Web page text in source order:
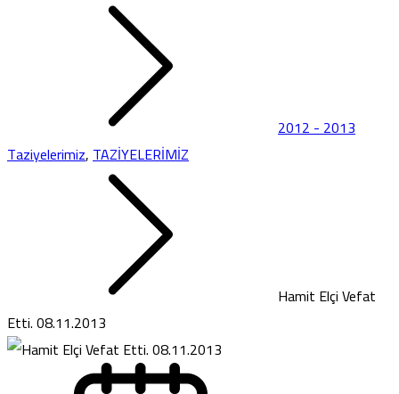
2012 - 2013
Taziyelerimiz,TAZİYELERİMİZ
Hamit Elçi Vefat
Etti. 08.11.2013